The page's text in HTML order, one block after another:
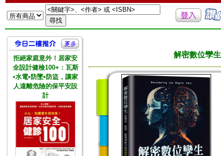
拒絕家庭意外！居家安
全設計健檢100+：瓦斯
•水電•防墜•防盜，讓家
人遠離危險的保平安設
計
解密數位孿